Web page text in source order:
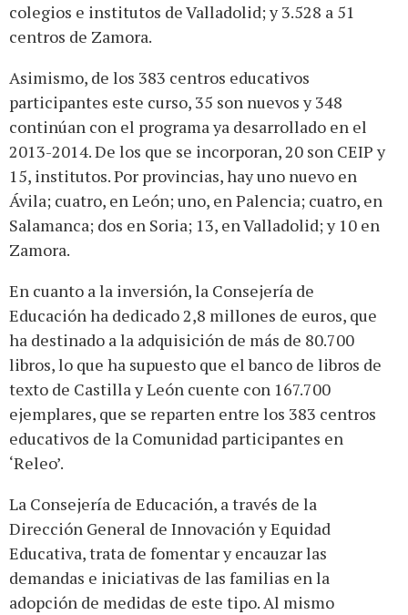
colegios e institutos de Valladolid; y 3.528 a 51
centros de Zamora.
Asimismo, de los 383 centros educativos
participantes este curso, 35 son nuevos y 348
continúan con el programa ya desarrollado en el
2013-2014. De los que se incorporan, 20 son CEIP y
15, institutos. Por provincias, hay uno nuevo en
Ávila; cuatro, en León; uno, en Palencia; cuatro, en
Salamanca; dos en Soria; 13, en Valladolid; y 10 en
Zamora.
En cuanto a la inversión, la Consejería de
Educación ha dedicado 2,8 millones de euros, que
ha destinado a la adquisición de más de 80.700
libros, lo que ha supuesto que el banco de libros de
texto de Castilla y León cuente con 167.700
ejemplares, que se reparten entre los 383 centros
educativos de la Comunidad participantes en
‘Releo’.
La Consejería de Educación, a través de la
Dirección General de Innovación y Equidad
Educativa, trata de fomentar y encauzar las
demandas e iniciativas de las familias en la
adopción de medidas de este tipo. Al mismo